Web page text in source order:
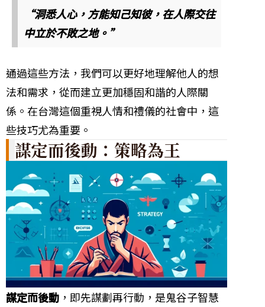
“洞悉人心，方能知己知彼，在人際交往
中立於不敗之地。”
通過這些方法，我們可以更好地理解他人的想
法和需求，從而建立更加穩固和諧的人際關
係。在台灣這個重視人情和禮儀的社會中，這
些技巧尤為重要。
謀定而後動：策略為王
謀定而後動 ，即先謀劃再行動，是鬼谷子智慧